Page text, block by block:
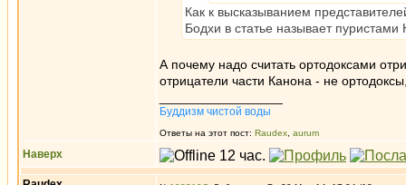
Как к высказыванием
Бодхи в статье называет пуристами
А почему надо считать ортодоксами
отрицатели части Канона - не
Буддизм чистой воды
Ответы на этот пост: Raudex aurum
Наверх